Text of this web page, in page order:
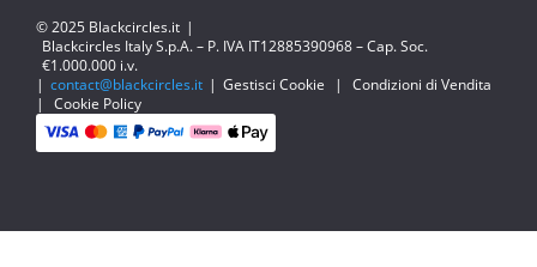
© 2025 Blackcircles.it |
Blackcircles Italy S.p.A. – P. IVA IT12885390968 – Cap. Soc.
€1.000.000 i.v.
| contact@blackcircles.it | Gestisci Cookie |
Condizioni di Vendita
|
Cookie Policy